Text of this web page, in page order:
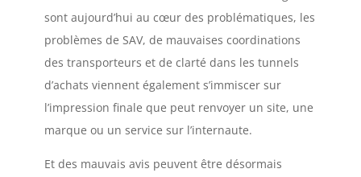
sont aujourd’hui au cœur des problématiques, les
problèmes de SAV, de mauvaises coordinations
des transporteurs et de clarté dans les tunnels
d’achats viennent également s’immiscer sur
l’impression finale que peut renvoyer un site, une
marque ou un service sur l’internaute.
Et des mauvais avis peuvent être désormais